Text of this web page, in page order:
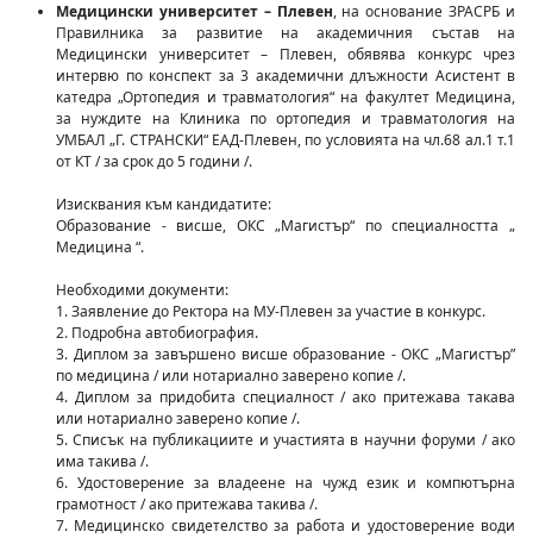
Медицински университет – Плевен, на основание ЗРАСРБ и
Правилника за развитие на академичния състав на
Медицински университет – Плевен, обявява конкурс чрез
интервю по конспект за 3 академични длъжности Асистент в
катедра „Ортопедия и травматология“ на факултет Медицина,
за нуждите на Клиника по ортопедия и травматология на
УМБАЛ „Г. СТРАНСКИ“ ЕАД-Плевен, по условията на чл.68 ал.1 т.1
от КТ / за срок до 5 години /.
Изисквания към кандидатите:
Образование - висше, ОКС „Магистър“ по специалността „
Медицина “.
Необходими документи:
1. Заявление до Ректора на МУ-Плевен за участие в конкурс.
2. Подробна автобиография.
3. Диплом за завършено висше образование - ОКС „Магистър”
по медицина / или нотариално заверено копие /.
4. Диплом за придобита специалност / ако притежава такава
или нотариално заверено копие /.
5. Списък на публикациите и участията в научни форуми / ако
има такива /.
6. Удостоверение за владеене на чужд език и компютърна
грамотност / ако притежава такива /.
7. Медицинско свидетелство за работа и удостоверение води